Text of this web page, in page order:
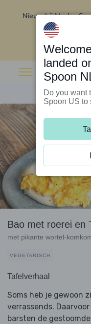
Nieuw bij Marley
Bao met roerei en
met pikante wortel-
VEGETARISCH
Tafelverhaal
Soms heb je gewoon
verrassends.
barsten de
landed
Spoon
Do you want
Spoon US to